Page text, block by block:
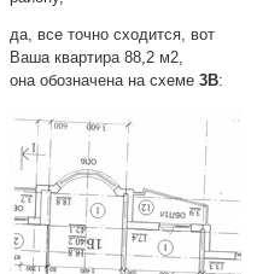
да, все точно сходится, вот
Ваша квартира 88,2 м2,
она обозначена на схеме3В: